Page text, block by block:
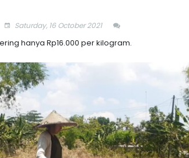
Saturday, 16 October 2021
hanya Rp16.000 per kilogram.